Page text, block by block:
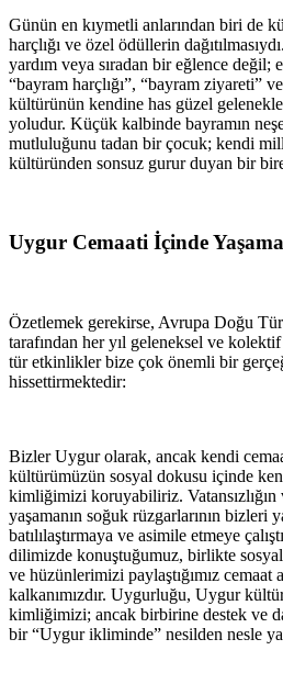
Günün en kıymetli anlarından biri de
harçlığı ve özel ödüllerin
yardım veya sıradan bir eğlence değil;
“bayram harçlığı”, “bayram ziyareti”
kültürünün kendine has güzel
yoludur. Küçük kalbinde bayramın
mutluluğunu tadan bir çocuk; kendi
kültüründen sonsuz gurur duyan bir
Uygur Cemaati İçinde
Özetlemek gerekirse, Avrupa Doğu
tarafından her yıl geleneksel ve
tür etkinlikler bize çok önemli bir
hissettirmektedir:
Bizler Uygur olarak, ancak kendi
kültürümüzün sosyal dokusu içinde
kimliğimizi koruyabiliriz. Vatansızlığın
yaşamanın soğuk rüzgarlarının bizleri
batılılaştırmaya ve asimile etmeye
dilimizde konuştuğumuz, birlikte
ve hüzünlerimizi paylaştığımız cemaat
kalkanımızdır. Uygurluğu, Uygur
kimliğimizi; ancak birbirine destek ve
bir “Uygur ikliminde” nesilden nesle